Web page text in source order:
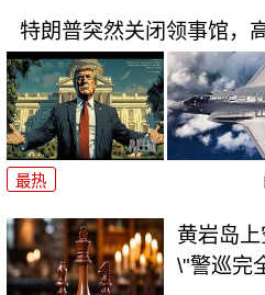
特朗普突然关闭领事馆，
最热
黄岩岛
\"警巡完